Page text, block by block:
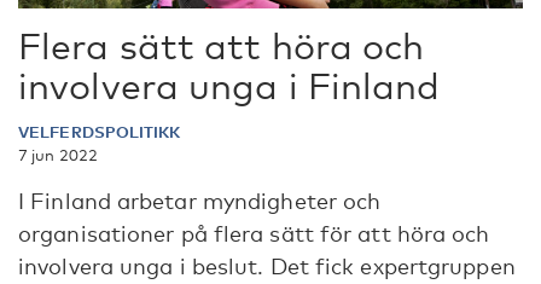
Flera sätt att höra och
involvera unga i Finland
VELFERDSPOLITIKK
7 jun 2022
I Finland arbetar myndigheter och
organisationer på flera sätt för att höra och
involvera unga i beslut. Det fick expertgruppen